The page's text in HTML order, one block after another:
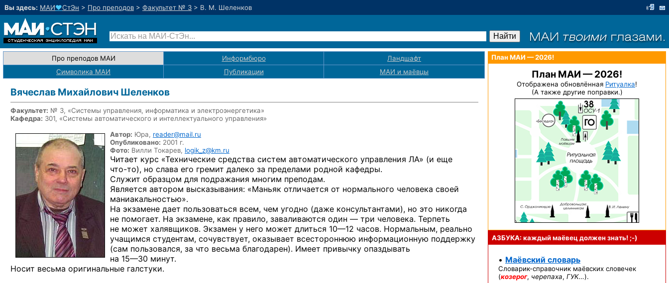
Вы здесь: МАИ♥СтЭн > Про преподов > Факультет № 3 > В. М. Шеленков
Про преподов МАИ Информбюро
Ландшафт
Символика МАИ
Публикации МАИ и маёвцы
Вячеслав Михайлович Шеленков
Факультет: № 3, «Системы управления, информатика и электроэнергетика»
Кафедра: 301, «Системы автоматического и интеллектуального управления»
Автор: Юра, reader@mail.ru
Опубликовано: 2001 г.
Фото: Вилли Токарев, logik_z@km.ru
Читает курс «Технические средства систем автоматического управления ЛА» (и еще
что-то), но слава его гремит далеко за пределами родной кафедры.
Служит образцом для подражания многим преподам.
Является автором высказывания: «Маньяк отличается от нормального человека своей
маниакальностью».
На экзамене дает пользоваться всем, чем угодно (даже консультантами), но это никогда
не помогает. На экзамене, как правило, заваливаются один — три человека. Терпеть
не может халявщиков. Экзамен у него может длиться 10—12 часов. Нормальным, реально
учащимся студентам, сочувствует, оказывает всестороннюю информационную поддержку
(сам пользовался, за что весьма благодарен). Имеет привычку опаздывать
на 15—30 минут.
Носит весьма оригинальные галстуки.
План МАИ — 2026!
План МАИ — 2026!
Отображена обновлённая Ритуалка!
(А также другие поправки.)
АЗБУКА: каждый маёвец должензнать! ;-)
• Маёвский словарь
Словарик-справочник маёвских словечек
(козерог, черепаха, ГУК…).